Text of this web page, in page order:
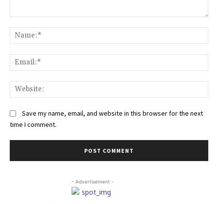
Save my name, email, and website in this browser for the next
time I comment.
- Advertisement -